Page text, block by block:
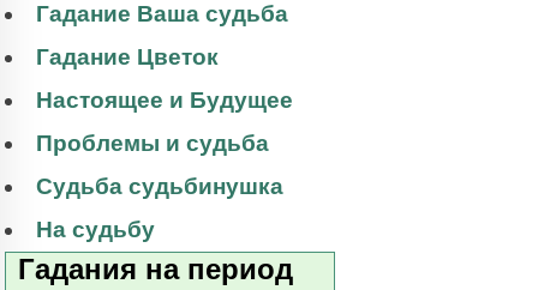
Гадание Ваша судьба
Гадание Цветок
Настоящее и Будущее
Проблемы и судьба
Судьба судьбинушка
На судьбу
Гадания на период